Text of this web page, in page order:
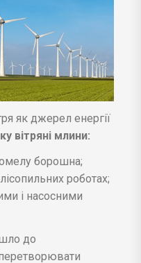
як джерел енергії
вітряні млини:
борошна;
роботах;
і насосними
до